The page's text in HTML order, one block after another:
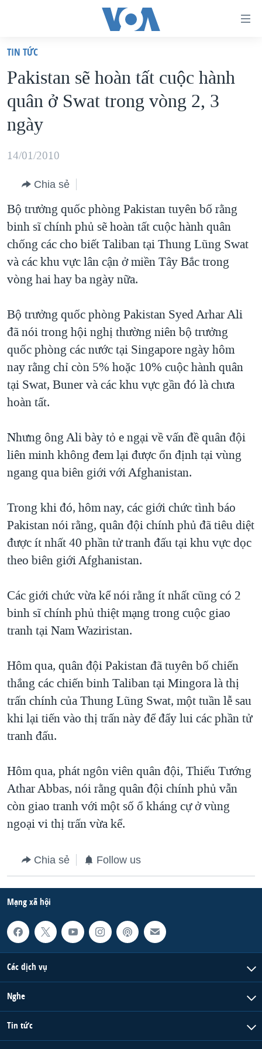
truy
cập
Tới
nội
dung
chính
hướng
chính
Đi
tới
"Tìm"
VIỆT NAM
HOA KỲ
BIỂN ĐÔNG
THẾ GIỚI
DIỄN ĐÀN
MỤC
TỰ DO BÁO CHÍ
VẠCH TRẦN TIN GIẢ
NGƯỜI VIỆT HẢI NGOẠI
KINH TẾ
KHOA HỌC
SỨC KHOẺ
VĂN HOÁ
THỂ THAO
CHUYÊN ĐỀ
CHIẾN TRANH THƯƠNG MẠI CỦA MỸ: QUÁ KHỨ VÀ HIỆN
TẠI
HÀNH TRÌNH BẦU CỬ 2024
MỘT NĂM CHIẾN TRANH TẠI DẢI GAZA
GIẢI MÃ VÀNH ĐAI & CON ĐƯỜNG
NGÀY TỊ NẠN THẾ GIỚI
TRỊNH VĨNH BÌNH - NGƯỜI HẠ 'BÊN THẮNG CUỘC'
GROUND ZERO – XƯA VÀ NAY
CÁC GIÁ TRỊ CỘNG HÒA Ở VIỆT NAM
THƯỢNG ĐỈNH TRUMP-KIM TẠI VIỆT NAM
TRỊNH VĨNH BÌNH VS. CHÍNH PHỦ VIỆT NAM
BÊN KIA QUỐC LỘ: TIẾNG VỌNG TỪ NÔNG THÔN MỸ
QUAN HỆ VIỆT MỸ
HỌC TIẾNG ANH
VIDEO
MẠNG XÃ HỘI
Ngôn ngữ khác
TIN TỨC
Pakistan sẽ hoàn tất cuộc hành
quân ở Swat trong vòng 2, 3
ngày
14/01/2010
Chia sẻ
Bộ trưởng quốc phòng Pakistan tuyên bố rằng
binh sĩ chính phủ sẽ hoàn tất cuộc hành quân
chống các cho biết Taliban tại Thung Lũng Swat
và các khu vực lân cận ở miền Tây Bắc trong
vòng hai hay ba ngày nữa.
Bộ trưởng quốc phòng Pakistan Syed Arhar Ali
đã nói trong hội nghị thường niên bộ trưởng
quốc phòng các nước tại Singapore ngày hôm
nay rằng chỉ còn 5% hoặc 10% cuộc hành quân
tại Swat, Buner và các khu vực gần đó là chưa
hoàn tất.
Nhưng ông Ali bày tỏ e ngại về vấn đề quân đội
liên minh không đem lại được ổn định tại vùng
ngang qua biên giới với Afghanistan.
Trong khi đó, hôm nay, các giới chức tình báo
Pakistan nói rằng, quân đội chính phủ đã tiêu diệt
được ít nhất 40 phần tử tranh đấu tại khu vực dọc
theo biên giới Afghanistan.
Các giới chức vừa kể nói rằng ít nhất cũng có 2
binh sĩ chính phủ thiệt mạng trong cuộc giao
tranh tại Nam Waziristan.
Hôm qua, quân đội Pakistan đã tuyên bố chiến
thắng các chiến binh Taliban tại Mingora là thị
trấn chính của Thung Lũng Swat, một tuần lễ sau
khi lại tiến vào thị trấn này để đẩy lui các phần tử
tranh đấu.
Hôm qua, phát ngôn viên quân đội, Thiếu Tướng
Athar Abbas, nói rằng quân đội chính phủ vẫn
còn giao tranh với một số ổ kháng cự ở vùng
ngoại vi thị trấn vừa kể.
Chia sẻ Follow us
Mạng xã hội
Các dịch vụ
Nghe
Tin tức